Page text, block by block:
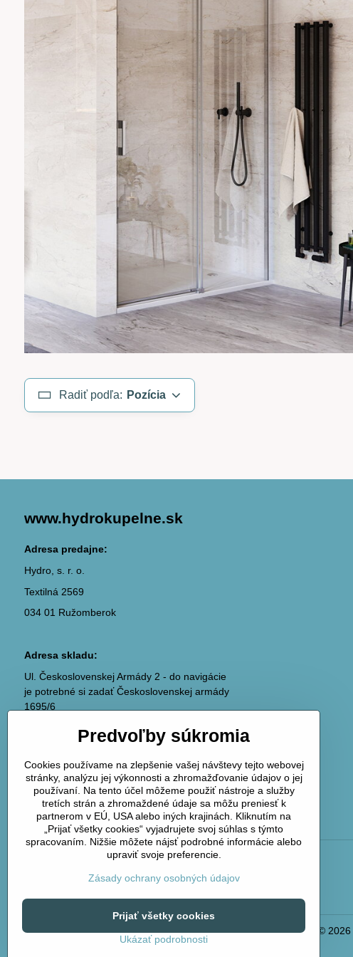
Radiť podľa: Pozícia
www.hydrokupelne.sk
Adresa predajne:
Hydro, s. r. o.
Textilná 2569
034 01 Ružomberok
Adresa skladu:
Ul. Československej Armády 2 - do navigácie
je potrebné si zadať Československej armády
1695/6
036 01 Martin
© 2026
Predvoľby súkromia
Cookies používame na zlepšenie vašej návštevy tejto webovej
stránky, analýzu jej výkonnosti a zhromažďovanie údajov o jej
používaní. Na tento účel môžeme použiť nástroje a služby
tretích strán a zhromaždené údaje sa môžu preniesť k
partnerom v EÚ, USA alebo iných krajinách. Kliknutím na
„Prijať všetky cookies“ vyjadrujete svoj súhlas s týmto
spracovaním. Nižšie môžete nájsť podrobné informácie alebo
upraviť svoje preferencie.
Zásady ochrany osobných údajov
Ukázať podrobnosti
Prijať všetky cookies